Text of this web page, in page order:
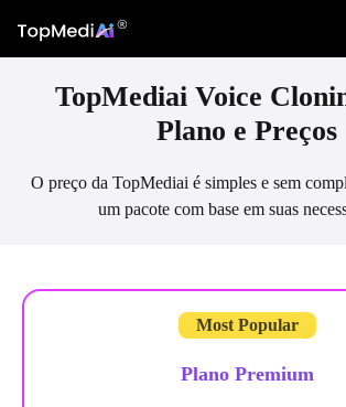
TopMediai Voice
Plano e Preços
O preço da TopMediai é simples e sem
um pacote com base em suas
Plano Premium